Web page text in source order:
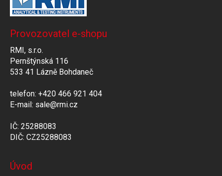
Provozovatel e-shopu
RMI, s.r.o.
Pernštýnská 116
533 41 Lázně Bohdaneč
telefon: +420 466 921 404
E-mail: sale@rmi.cz
IČ: 25288083
DIČ: CZ25288083
Úvod